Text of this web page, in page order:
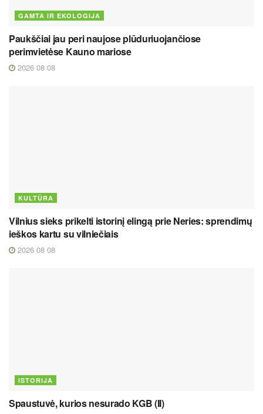
GAMTA IR EKOLOGIJA
Paukščiai jau peri naujose plūduriuojančiose
perimvietėse Kauno mariose
2026 08 08
KULTŪRA
Vilnius sieks prikelti istorinį elingą prie Neries: sprendimų
ieškos kartu su vilniečiais
2026 08 08
ISTORIJA
Spaustuvė, kurios nesurado KGB (II)